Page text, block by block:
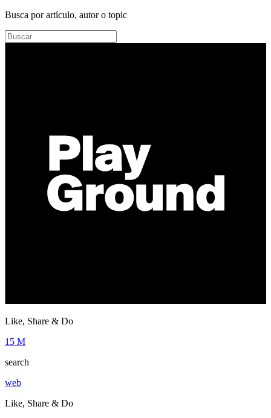
Busca por artículo, autor o topic
Like, Share & Do
15 M
search
web
Like, Share & Do